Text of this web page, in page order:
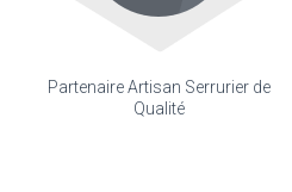
Partenaire Artisan Serrurier de
Qualité